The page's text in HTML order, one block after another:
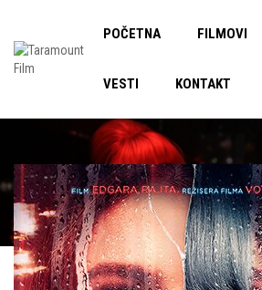
POČETNA FILMOVI
VESTI KONTAKT